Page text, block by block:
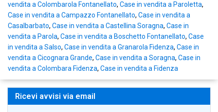
vendita a Colombarola Fontanellato, Case in vendita a Paroletta,
Case in vendita a Campazzo Fontanellato, Case in vendita a
Casalbarbato, Case in vendita a Castellina Soragna, Case in
vendita a Parola, Case in vendita a Boschetto Fontanellato, Case
in vendita a Salso, Case in vendita a Granarola Fidenza, Case in
vendita a Cicognara Grande, Case in vendita a Soragna, Case in
vendita a Colombara Fidenza, Case in vendita a Fidenza
Ricevi avvisi via email